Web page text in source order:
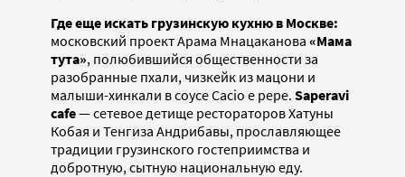
Где еще искать грузинскую кухню в Москве:
московский проект Арама Мнацаканова «Мама
тута», полюбившийся общественности за
разобранные пхали, чизкейк из мацони и
малыши-хинкали в соусе Cacio e pepe. Saperavi
cafe— сетевое детище рестораторов Хатуны
Кобая и Тенгиза Андрибавы, прославляющее
традиции грузинского гостеприимства и
добротную, сытную национальную еду.